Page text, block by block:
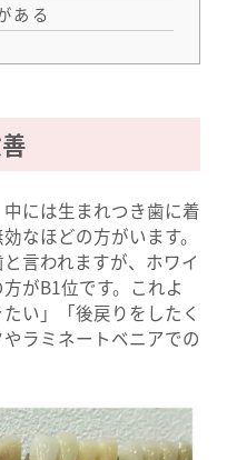
ある
には生まれつき歯に着
なほどの方がいます。
言われますが、ホワイ
がB1位です。これよ
い」「後戻りをしたく
ラミネートベニアでの